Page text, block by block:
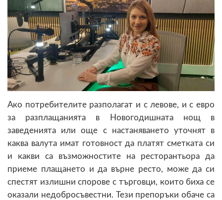
Ако потребителите разполагат и с левове, и с евро
за разплащанията в Новогодишната нощ в
заведенията или още с настаняването уточнят в
каква валута имат готовност да платят сметката си
и какви са възможностите на ресторантьора да
приеме плащането и да върне ресто, може да си
спестят излишни спорове с търговци, които биха се
оказали недобросъвестни. Тези препоръки обаче са